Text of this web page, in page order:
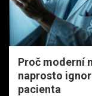
Proč moderní
naprosto
pacienta